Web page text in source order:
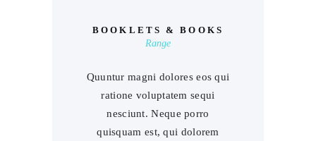
BOOKLETS & BOOKS
Range
Quuntur magni dolores eos qui
ratione voluptatem sequi
nesciunt. Neque porro
quisquam est, qui dolorem